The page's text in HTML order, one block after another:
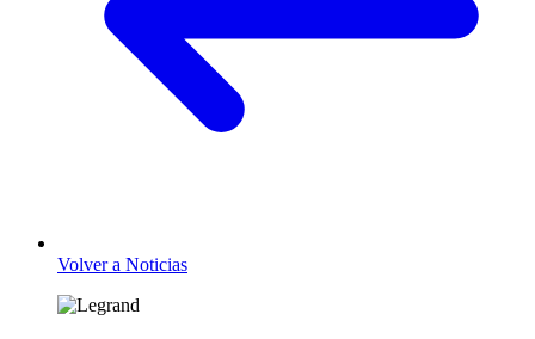
Volver a Noticias